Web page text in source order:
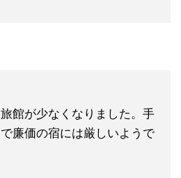
館が少なくなりました。 手
廉価の宿には厳しいようで